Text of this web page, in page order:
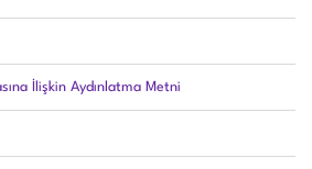
İlişkin Aydınlatma Metni